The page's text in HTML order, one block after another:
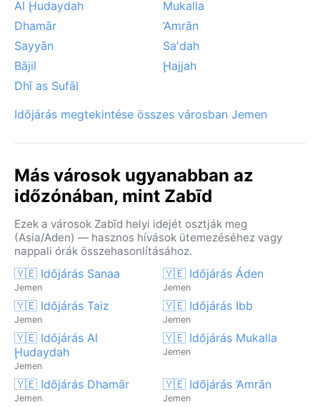
Al Ḩudaydah
Mukalla
Dhamār
‘Amrān
Sayyān
Sa'dah
Bājil
Ḩajjah
Dhī as Sufāl
Időjárás megtekintése összes városban Jemen
Más városok ugyanabban az
időzónában, mint Zabīd
Ezek a városok Zabīd helyi idejét osztják meg
(Asia/Aden) — hasznos hívások ütemezéséhez vagy
nappali órák összehasonlításához.
🇾🇪 Időjárás Sanaa
Jemen
🇾🇪 Időjárás Áden
Jemen
🇾🇪 Időjárás Taiz
Jemen
🇾🇪 Időjárás Ibb
Jemen
🇾🇪 Időjárás Al
Ḩudaydah
Jemen
🇾🇪 Időjárás Mukalla
Jemen
🇾🇪 Időjárás Dhamār
Jemen
🇾🇪 Időjárás ‘Amrān
Jemen